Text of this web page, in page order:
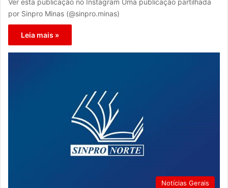
Ver esta publicação no Instagram Uma publicação partilhada
por Sinpro Minas (@sinpro.minas)
Leia mais »
Notícias Gerais